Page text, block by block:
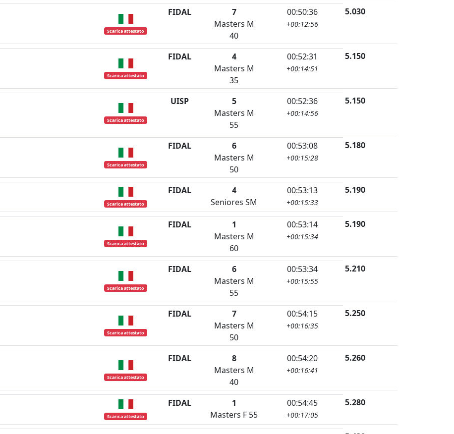
Scarica attestato
FIDAL
7
Masters M
40
00:50:36
+00:12:56
5.030
Scarica attestato
FIDAL
4
Masters M
35
00:52:31
+00:14:51
5.150
Scarica attestato
UISP
5
Masters M
55
00:52:36
+00:14:56
5.150
Scarica attestato
FIDAL
6
Masters M
50
00:53:08
+00:15:28
5.180
Scarica attestato
FIDAL
4
Seniores SM
00:53:13
+00:15:33
5.190
Scarica attestato
FIDAL
1
Masters M
60
00:53:14
+00:15:34
5.190
Scarica attestato
FIDAL
6
Masters M
55
00:53:34
+00:15:55
5.210
Scarica attestato
FIDAL
7
Masters M
50
00:54:15
+00:16:35
5.250
Scarica attestato
FIDAL
8
Masters M
40
00:54:20
+00:16:41
5.260
Scarica attestato
FIDAL
1
Masters F 55
00:54:45
+00:17:05
5.280